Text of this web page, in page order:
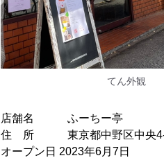
てん外観
店舗名 ふーちー亭
住 所 東京都中野区中央4-6-
オープン日 2023年6月7日